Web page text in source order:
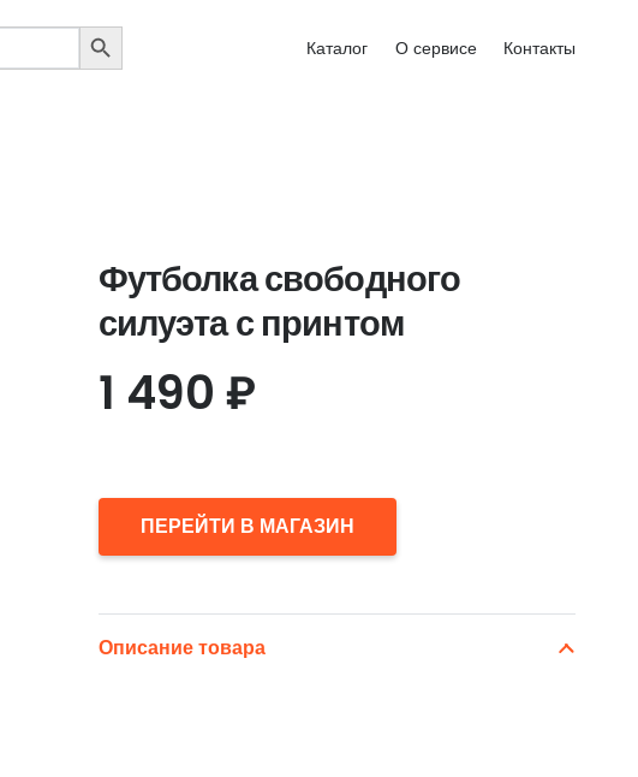
SEARCH
BUTTON
Каталог О сервисе Контакты
Футболка свободного
силуэта с принтом
1 490 ₽
ПЕРЕЙТИ В МАГАЗИН
Описание товара